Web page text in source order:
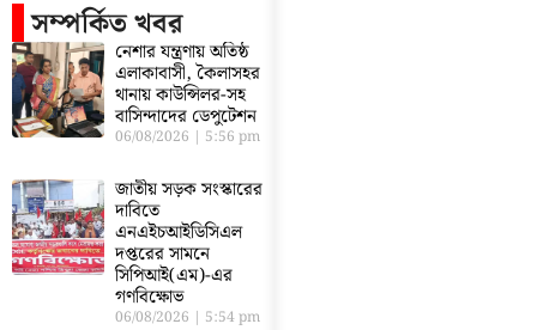
সম্পর্কিত খবর
নেশার যন্ত্রণায় অতিষ্ঠ
এলাকাবাসী, কৈলাসহর
থানায় কাউন্সিলর-সহ
বাসিন্দাদের ডেপুটেশন
06/08/2026 5:56 pm
জাতীয় সড়ক সংস্কারের
দাবিতে
এনএইচআইডিসিএল
দপ্তরের সামনে
সিপিআই(এম)-এর
গণবিক্ষোভ
06/08/2026 5:54 pm